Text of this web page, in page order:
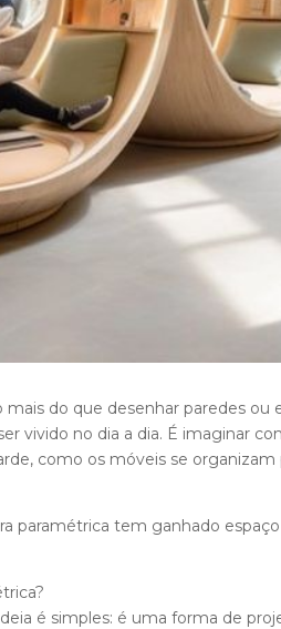
do que desenhar paredes ou
vivido no dia a dia. É imaginar
como os móveis se
paramétrica tem ganhado
é simples: é uma forma de